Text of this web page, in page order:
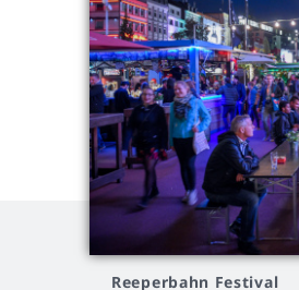
Reeperbahn Festival